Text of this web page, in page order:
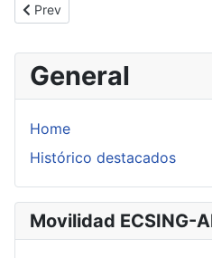
General
Home
Histórico destacados
Movilidad ECSING-
Previous article: Loïc Teyssier:
Prev